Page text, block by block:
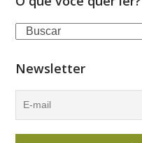
Search
Newsletter